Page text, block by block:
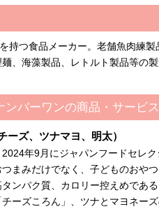
持つ食品メーカー。老舗魚肉練
、海藻製品、レトルト製品等の
ンバーワンの商品・サービス
ーズ、ツナマヨ、明太）
2024年9月にジャパンフードセレ
まみだけでなく、子どものおや
ンパク質、カロリー控えめであ
ーズころん」、ツナとマヨネー